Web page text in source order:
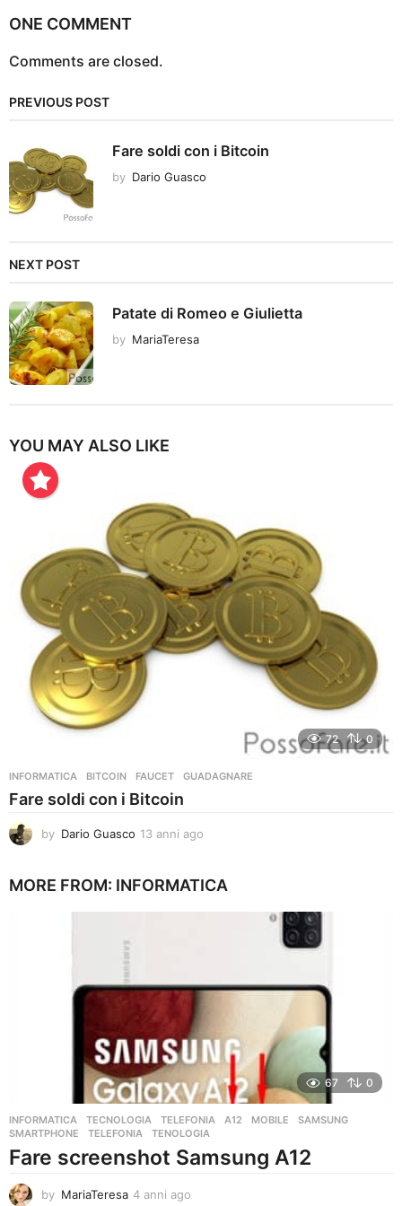
ONE COMMENT
Comments are closed.
PREVIOUS POST
Fare soldi con i Bitcoin
by Dario Guasco
NEXT POST
Patate di Romeo e Giulietta
by MariaTeresa
YOU MAY ALSO LIKE
72 0
INFORMATICA BITCOIN ,FAUCET ,GUADAGNARE
Fare soldi con i Bitcoin
by Dario Guasco 13 anni ago
n
MORE FROM: INFORMATICA
67 0
INFORMATICA ,TECNOLOGIA ,TELEFONIA A12 ,MOBILE ,SAMSUNG
SMARTPHONE
,TELEFONIA ,TENOLOGIA
Fare screenshot Samsung A12
by MariaTeresa 4 anni ago